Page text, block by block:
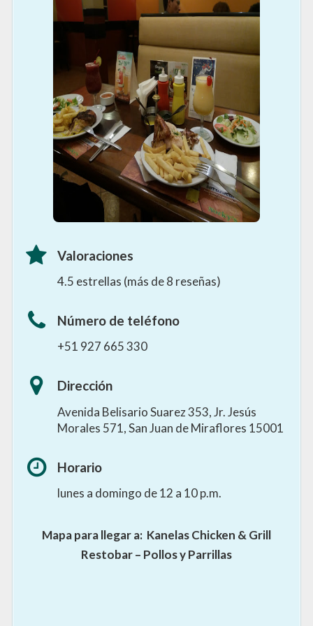
Valoraciones
4.5 estrellas (más de 8 reseñas)
Número de teléfono
+51 927 665 330
Dirección
Avenida Belisario Suarez 353, Jr. Jesús
Morales 571, San Juan de Miraflores 15001
Horario
lunes a domingo de 12 a 10 p.m.
Mapa para llegar a: Kanelas Chicken & Grill
Restobar – Pollos y Parrillas